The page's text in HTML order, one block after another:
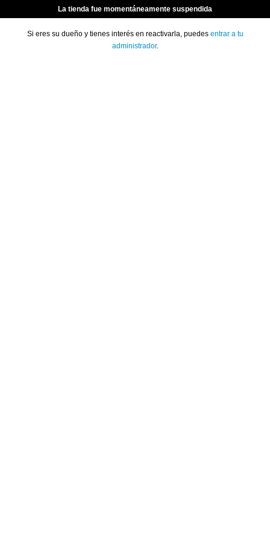
La tienda fue momentáneamente suspendida
Si eres su dueño y tienes interés en reactivarla, puedes entrar a tu
administrador.